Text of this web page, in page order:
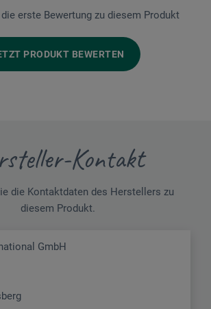
erste Bewertung zu diesem Produkt
PRODUKT BEWERTEN
Kontakt
die Kontaktdaten des Herstellers zu
diesem Produkt.
GmbH